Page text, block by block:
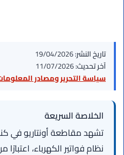
تاريخ النشر:19/04/2026
آخر تحديث:11/07/2026
سياسة التحرير ومصادر المعلومات |
الخلاصة السريعة
تشهد مقاطعة أونتاريو في